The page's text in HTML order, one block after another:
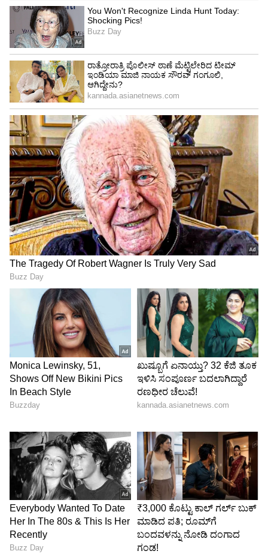
4
5
Image Credit :Unsplash
ಶಮಿ ಗಿಡ
ಶಮಿ ಗಿಡವು ಶನಿದೇವನಿಗೆ ಸಂಬಂಧಿಸಿದೆ ಎಂದು
ಪರಿಗಣಿಸಲಾಗಿದೆ. ಇದನ್ನು ಮನೆಯ ಮುಖ್ಯ ದ್ವಾರದಲ್ಲಿ
ನೆಡಬೇಕು ಮತ್ತು ಪ್ರತಿದಿನ ಪೂಜಿಸಬೇಕು. ಶಮಿ ಗಿಡವನ್ನು
ನೆಡುವುದರಿಂದ ಮನೆಯಿಂದ ರೋಗಗಳು ಅಥವಾ ಇತರ
ತೊಂದರೆಗಳು ದೂರವಾಗುತ್ತವೆ ಮತ್ತು ಸಾಲದಿಂದ ಮುಕ್ತಿ
ಸಿಗುತ್ತದೆ ಎಂದು ನಂಬಲಾಗಿದೆ.
Image Credit :Instagram
ತುಳಸಿ
ತುಳಸಿ ಗಿಡವನ್ನು ಶಾಸ್ತ್ರಗಳಲ್ಲಿ ಅತ್ಯಂತ ಪವಿತ್ರವೆಂದು
ಪರಿಗಣಿಸಲಾಗಿದೆ. ಇದನ್ನು ಮನೆಯಲ್ಲಿ ನೆಡುವುದರಿಂದ
ನಕಾರಾತ್ಮಕತೆ ದೂರವಾಗುತ್ತದೆ ಎಂದು ನಂಬಲಾಗಿದೆ. ಇದರ
ಎಲೆಗಳನ್ನು ಶೀತ-ಕೆಮ್ಮಿನಿಂದ ಹಿಡಿದು ಅನೇಕ ರೋಗಗಳ